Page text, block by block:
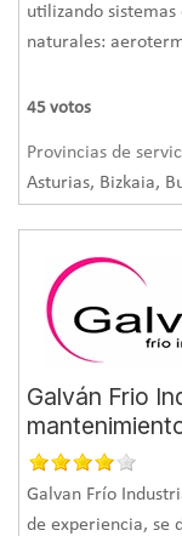
Logros
En primer lugar,
sistema a base
más respetuoso
una estimación
emisiones de CO2
equivalen a las
aspecto
de precio de los
va a ahorrar un
beneficia tanto
utilizando
naturales:
45 votos
Provincias de
Asturias, Bizkaia,
Galván Frio
Galvan Frío
de experiencia, se